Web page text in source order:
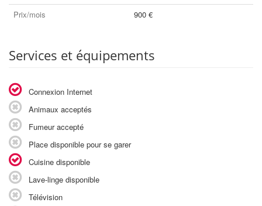
Prix/mois
900 €
Services et équipements
Connexion Internet
Animaux acceptés
Fumeur accepté
Place disponible pour se garer
Cuisine disponible
Lave-linge disponible
Télévision